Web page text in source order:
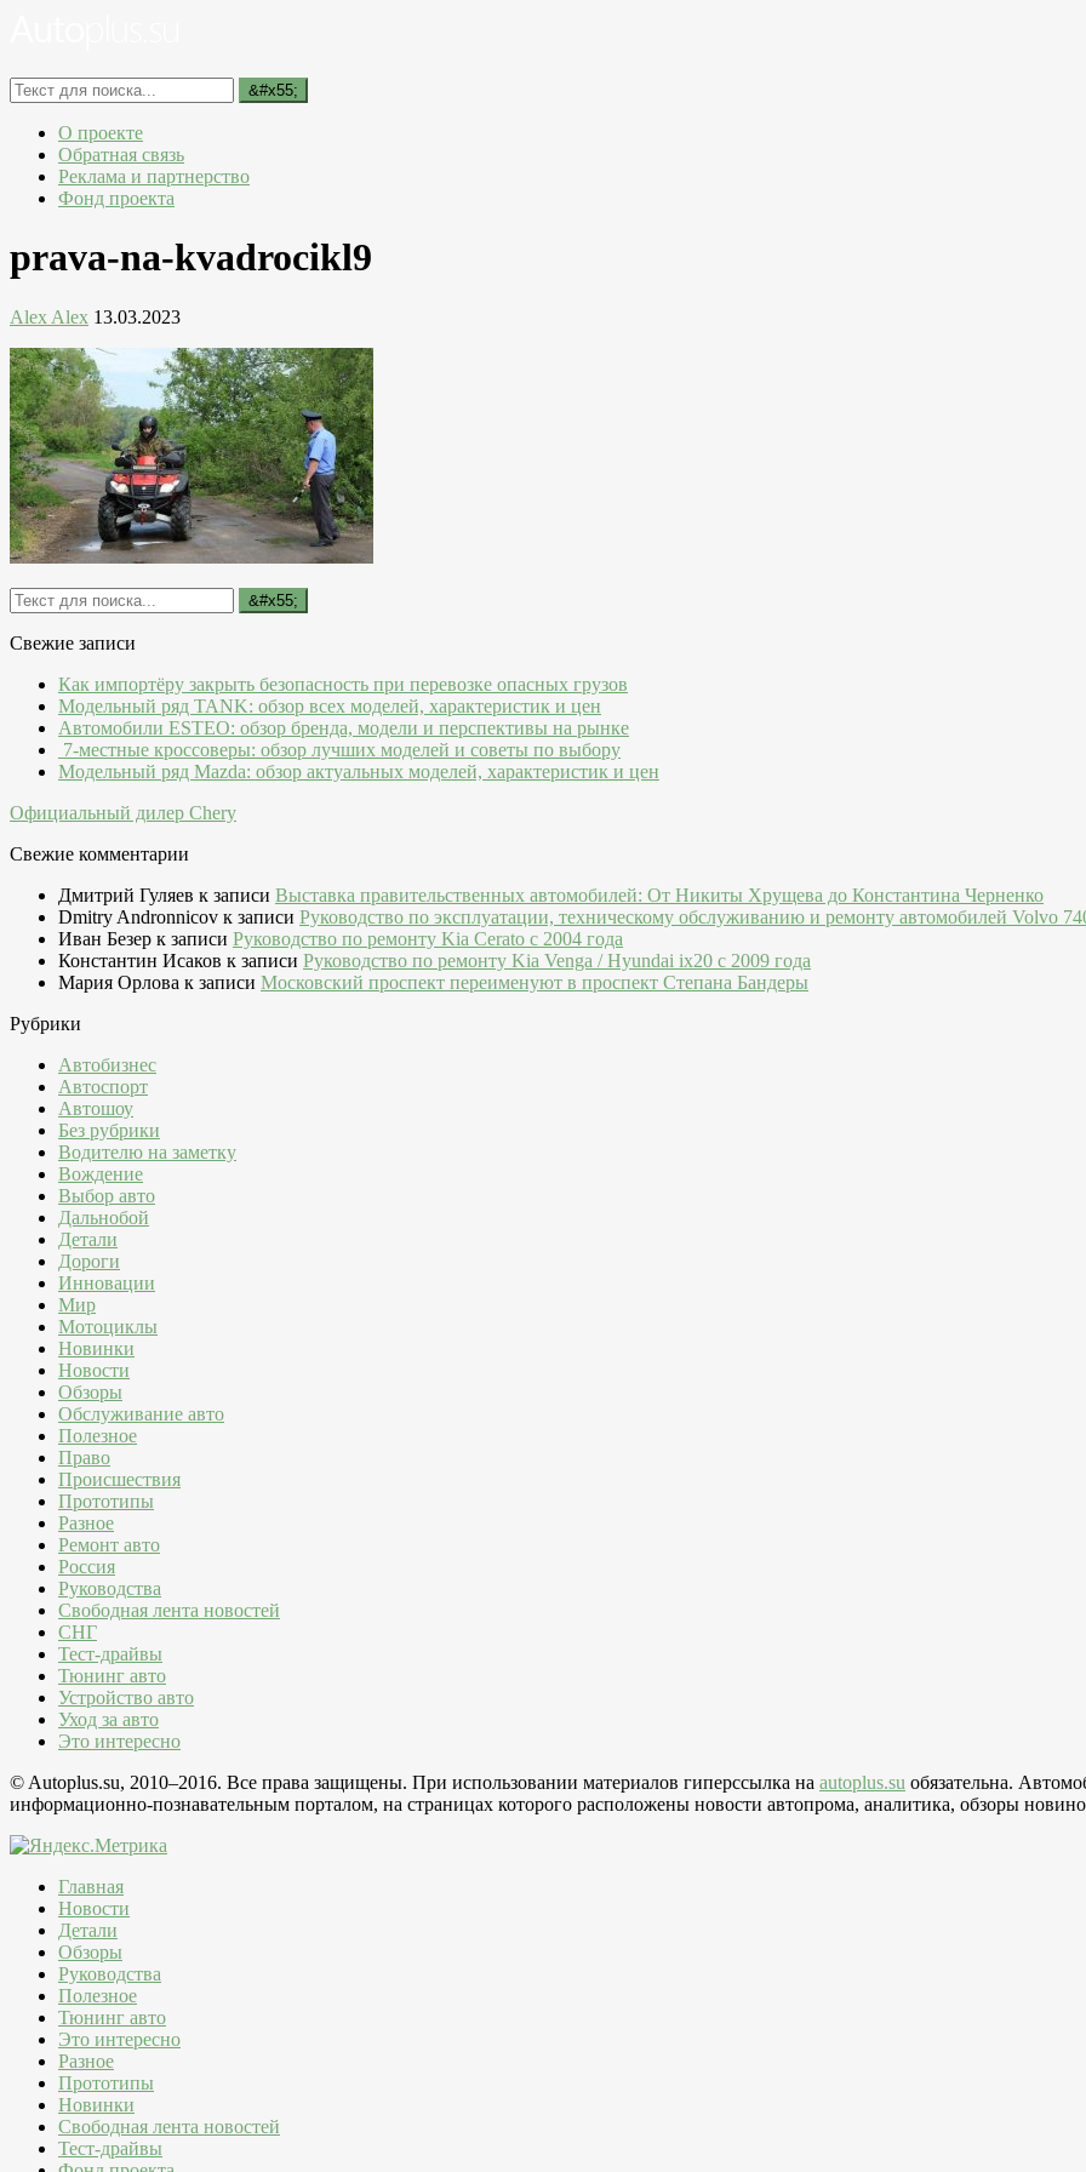
О проекте
Обратная связь
Реклама и партнерство
Фонд проекта
prava-na-kvadrocikl9
Alex Alex 13.03.2023
Свежие записи
Как импортёру закрыть безопасность при перевозке опасных грузов
Модельный ряд TANK: обзор всех моделей, характеристик и цен
Автомобили ESTEO: обзор бренда, модели и перспективы на рынке
7-местные кроссоверы: обзор лучших моделей и советы по выбору
Модельный ряд Mazda: обзор актуальных моделей, характеристик и цен
Официальный дилер Chery
Свежие комментарии
Дмитрий Гуляев к записи Выставка правительственных автомобилей: От Никиты Хрущева до Константина Черненко
Dmitry Andronnicov к записи Руководство по эксплуатации, техническому обслуживанию и ремонту автомобилей Volvo
Иван Безер к записи Руководство по ремонту Kia Cerato c 2004 года
Константин Исаков к записи Руководство по ремонту Kia Venga / Hyundai ix20 c 2009 года
Мария Орлова к записи Московский проспект переименуют в проспект Степана Бандеры
Рубрики
Автобизнес
Автоспорт
Автошоу
Без рубрики
Водителю на заметку
Вождение
Выбор авто
Дальнобой
Детали
Дороги
Инновации
Мир
Мотоциклы
Новинки
Новости
Обзоры
Обслуживание авто
Полезное
Право
Происшествия
Прототипы
Разное
Ремонт авто
Россия
Руководства
Свободная лента новостей
СНГ
Тест-драйвы
Тюнинг авто
Устройство авто
Уход за авто
Это интересно
© Autoplus.su, 2010–2016. Все права защищены. При использовании материалов гиперссылка на autoplus.su обязательна.
информационно-познавательным порталом, на страницах которого расположены новости автопрома, аналитика, обзоры
Главная
Новости
Детали
Обзоры
Руководства
Полезное
Тюнинг авто
Это интересно
Разное
Прототипы
Новинки
Свободная лента новостей
Тест-драйвы